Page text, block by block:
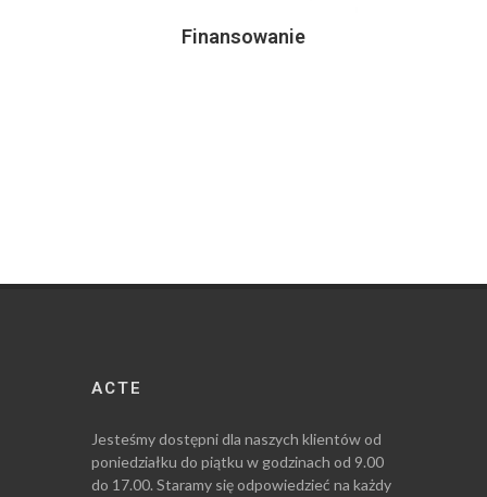
Finansowanie
ACTE
Jesteśmy dostępni dla naszych klientów od
poniedziałku do piątku w godzinach od 9.00
do 17.00. Staramy się odpowiedzieć na każdy